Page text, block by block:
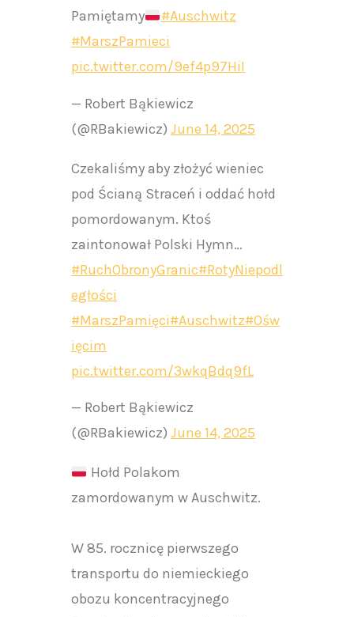
Pamiętamy
#Auschwitz
#MarszPamieci
pic.twitter.com/9ef4p97HiI
— Robert Bąkiewicz
(@RBakiewicz) June 14, 2025
Czekaliśmy aby złożyć wieniec
pod Ścianą Straceń i oddać hołd
pomordowanym. Ktoś
zaintonował Polski Hymn…
#RuchObronyGranic#RotyNiepodl
egłości
#MarszPamięci#Auschwitz#Ośw
ięcim
pic.twitter.com/3wkqBdq9fL
— Robert Bąkiewicz
(@RBakiewicz) June 14, 2025
Hołd Polakom
zamordowanym w Auschwitz.
W 85. rocznicę pierwszego
transportu do niemieckiego
obozu koncentracyjnego